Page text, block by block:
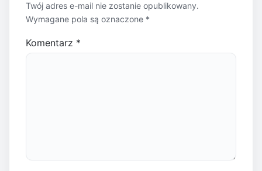
Twój adres e-mail nie zostanie opublikowany.
Wymagane pola są oznaczone *
Komentarz *